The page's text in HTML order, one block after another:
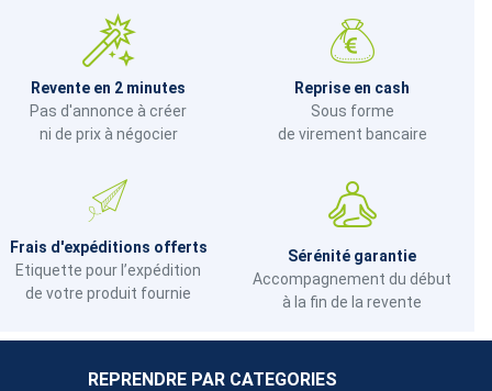
Revente en 2 minutes
Pas d'annonce à créer
ni de prix à négocier
Reprise en cash
Sous forme
de virement bancaire
Frais d'expéditions offerts
Etiquette pour l’expédition
de votre produit fournie
Sérénité garantie
Accompagnement du début
à la fin de la revente
REPRENDRE PAR CATEGORIES